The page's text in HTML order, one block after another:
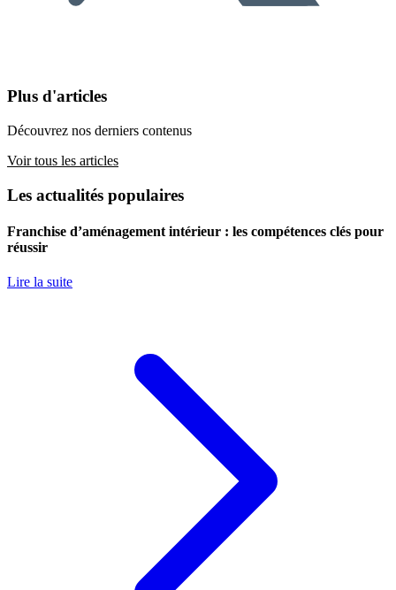
Plus d'articles
Découvrez nos derniers contenus
Voir tous les articles
Les actualités populaires
Franchise d’aménagement intérieur : les compétences clés pour
réussir
Lire la suite